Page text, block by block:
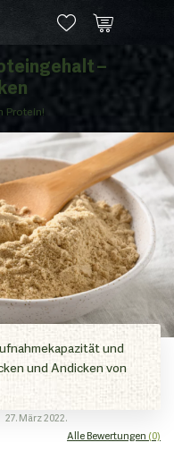
–
Protein!
und
und Andicken von
27. März 2022.
Alle Bewertungen (0)